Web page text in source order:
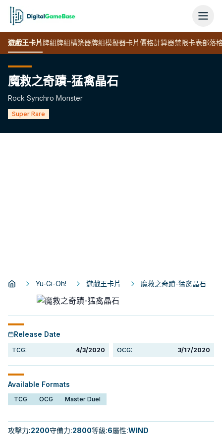
遊戲王卡片牌組牌組構築器牌組模擬器卡片價格計算器禁限卡表部落
魔救之奇蹟-猛禽晶石
Rock Synchro Monster
Super Rare
Yu-Gi-Oh! 遊戲王卡片 魔救之奇蹟-猛禽晶石
Release Date
TCG: 4/3/2020 OCG: 3/17/2020
Available Formats
TCG OCG Master Duel
攻擊力:2200守備力:2800等級:6屬性:WIND